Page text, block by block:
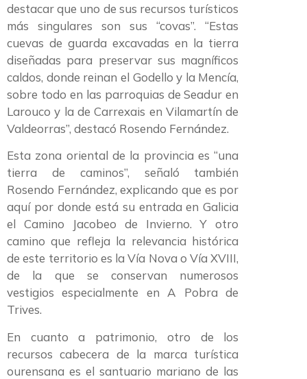
destacar que uno de sus recursos turísticos
más singulares son sus “covas”. “Estas
cuevas de guarda excavadas en la tierra
diseñadas para preservar sus magníficos
caldos, donde reinan el Godello y la Mencía,
sobre todo en las parroquias de Seadur en
Larouco y la de Carrexais en Vilamartín de
Valdeorras”, destacó Rosendo Fernández.
Esta zona oriental de la provincia es “una
tierra de caminos”, señaló también
Rosendo Fernández, explicando que es por
aquí por donde está su entrada en Galicia
el Camino Jacobeo de Invierno. Y otro
camino que refleja la relevancia histórica
de este territorio es la Vía Nova o Vía XVIII,
de la que se conservan numerosos
vestigios especialmente en A Pobra de
Trives.
En cuanto a patrimonio, otro de los
recursos cabecera de la marca turística
ourensana es el santuario mariano de las